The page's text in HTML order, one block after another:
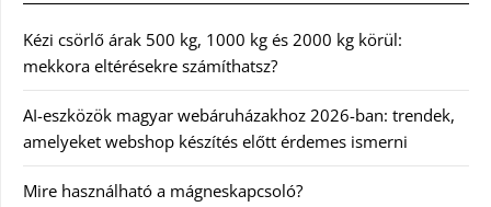
Kézi csörlő árak 500 kg, 1000 kg és 2000 kg körül:
mekkora eltérésekre számíthatsz?
AI-eszközök magyar webáruházakhoz 2026-ban: trendek,
amelyeket webshop készítés előtt érdemes ismerni
Mire használható a mágneskapcsoló?